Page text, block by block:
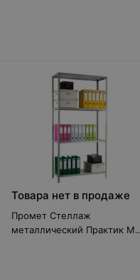
Товара нет в продаже
Промет Стеллаж
металлический Практик MS